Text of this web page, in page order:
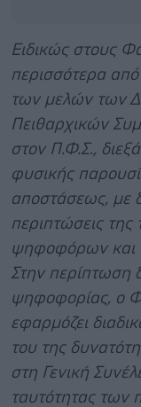
Ειδικώς στους
περισσότερα
των μελών των
Πειθαρχικών
στον Π.Φ.Σ.,
φυσικής
αποστάσεως, με
περιπτώσεις
ψηφοφόρων και
Στην περίπτωση
ψηφοφορίας, ο
εφαρμόζει
του της
στη Γενική
ταυτότητας